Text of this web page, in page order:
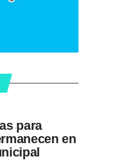
para
en